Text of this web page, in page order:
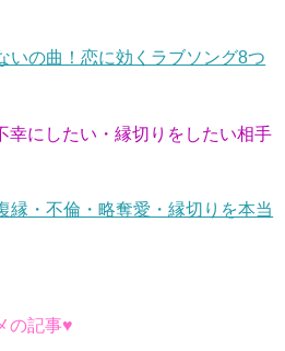
いの曲！恋に効くラブソング8つ
幸にしたい・縁切りをしたい相手
縁・不倫・略奪愛・縁切りを本当
の記事♥